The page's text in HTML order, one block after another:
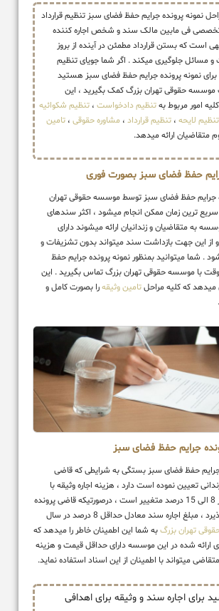
نمونه پرونده جرایم حفظ فضای سبز تنظیم قرارداد
فی مابین مالک سند و شخص اجاره کننده
است که بستن قرارداد مطمئن در آینده از بروز
و مسائل جلوگیری میکند . اگر شما جویای تنظیم
برای نمونه پرونده جرایم حفظ فضای سبز هستید
موسسه حقوقی تهران بزرگ کمک بگیرید ، این
امور مربوط بهتنظیم دادخواست ، تنظیم شکوائیه
تنظیم لایحه ، تنظیم قرارداد ، مشاوره حقوقی ، تامین
متقاضیان ارائه میدهد.
حفظ فضای سبز بصورت فوری
جرایم حفظ فضای سبز توسط موسسه حقوقی تهران
ترین زمان ممکن انجام میشود ، اکثر سندهای
به متقاضیان و زندانیان ارائه میشوند دارای
و از این جهت بازداشت سند میتواند بدون تشزیفات و
. شما میتوانید بمنظور نمونه پرونده جرایم حفظ
با موسسه حقوقی تهران بزرگ تماس بگیرید . این
میدهد که کلیه مراحلتامین وثیقهرا بصورت کامل و
جرایم حفظ فضای سبز
جرایم حفظ فضای سبز بستگی به شرایطی که قاضی
تعیین نموده است دارد ، هزینه اجاره وثیقه با
توجه به این شرایط از 8 الی 15 درصد متغییر است ، درصورتیکه قاضی پرونده
سند شهرستان را بپذیرد ، مبلغ اجاره سند معادل حداقل 8 درصد در سال
تهران بزرگبه شما این اطمینان خاطر را میدهد که
ارائه شده در این موسسه دارای حداقل قیمت و هزینه
متقاضی میتواند با اطمینان از این اسناد استفاده نماید.
برای اجاره سند و وثیقه برای اهدافی